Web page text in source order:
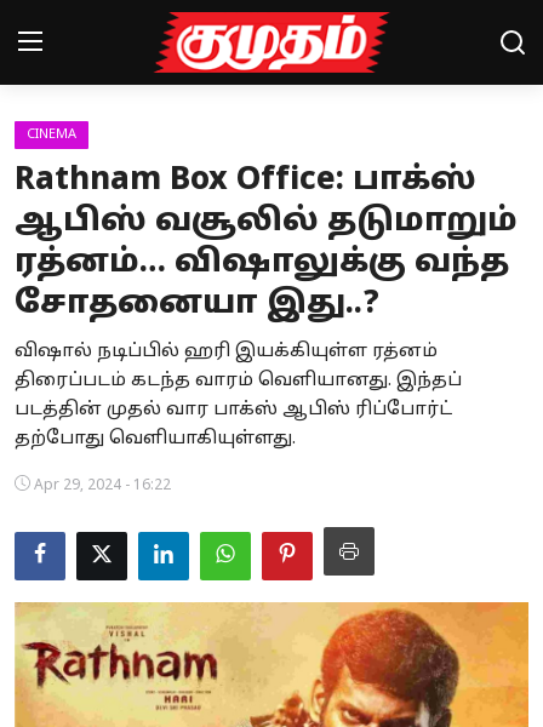
Home
Magazines
Games
Cinema
Videos
Health
Sports
Special Story
Business
Crime
Tamilnadu
CINEMA
Rathnam Box Office: பாக்ஸ்
ஆபிஸ் வசூலில் தடுமாறும்
ரத்னம்… விஷாலுக்கு வந்த
சோதனையா இது..?
விஷால் நடிப்பில் ஹரி இயக்கியுள்ள ரத்னம்
திரைப்படம் கடந்த வாரம் வெளியானது. இந்தப்
படத்தின் முதல் வார பாக்ஸ் ஆபிஸ் ரிப்போர்ட்
தற்போது வெளியாகியுள்ளது.
Apr 29, 2024 - 16:22